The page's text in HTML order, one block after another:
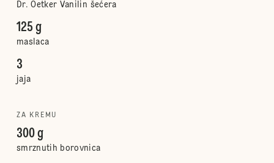
Dr. Oetker Vanilin šećera
125 g
maslaca
3
jaja
ZA KREMU
300 g
smrznutih borovnica